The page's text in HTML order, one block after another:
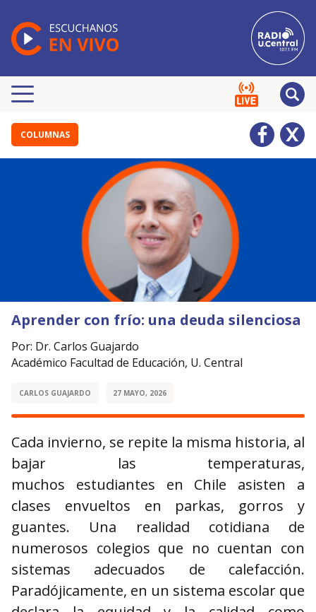
COLUMNAS
Aprender con frío: una deuda silenciosa
Por: Dr. Carlos Guajardo
Académico Facultad de Educación, U. Central
CARLOS GUAJARDO 27 MAYO, 2026
Cada invierno, se repite la misma historia, al
bajar las temperaturas,
muchos estudiantes en Chile asisten a
clases envueltos en parkas, gorros y
guantes. Una realidad cotidiana de
numerosos colegios que no cuentan con
sistemas adecuados de calefacción.
Paradójicamente, en un sistema escolar que